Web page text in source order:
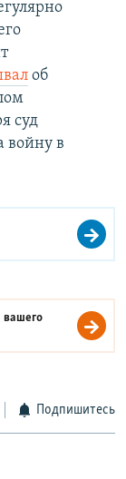
об
суд
войну в
вашего
Подпишитесь